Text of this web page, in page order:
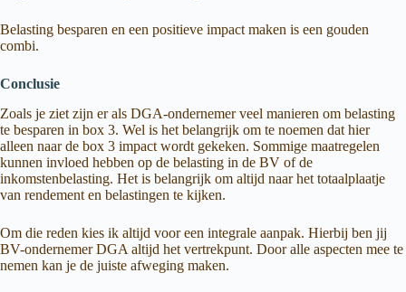
Belasting besparen en een positieve impact maken is een gouden
combi.
Conclusie
Zoals je ziet zijn er als DGA-ondernemer veel manieren om belasting
te besparen in box 3. Wel is het belangrijk om te noemen dat hier
alleen naar de box 3 impact wordt gekeken. Sommige maatregelen
kunnen invloed hebben op de belasting in de BV of de
inkomstenbelasting. Het is belangrijk om altijd naar het totaalplaatje
van rendement en belastingen te kijken.
Om die reden kies ik altijd voor een integrale aanpak. Hierbij ben jij
BV-ondernemer DGA altijd het vertrekpunt. Door alle aspecten mee te
nemen kan je de juiste afweging maken.